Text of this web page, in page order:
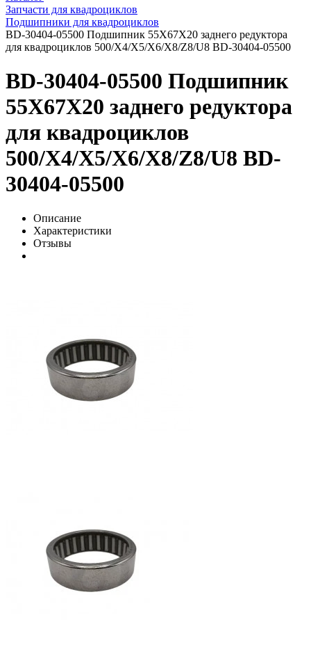
Запчасти для квадроциклов
Подшипники для квадроциклов
BD-30404-05500 Подшипник 55X67X20 заднего редуктора
для квадроциклов 500/X4/X5/X6/X8/Z8/U8 BD-30404-05500
BD-30404-05500 Подшипник
55X67X20 заднего редуктора
для квадроциклов
500/X4/X5/X6/X8/Z8/U8 BD-
30404-05500
Описание
Характеристики
Отзывы